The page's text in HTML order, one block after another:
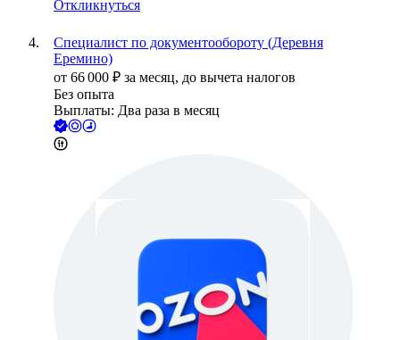
Откликнуться
Специалист по документообороту (Деревня
Еремино)
от 66 000 ₽ за месяц, до вычета налогов
Без опыта
Выплаты: Два раза в месяц